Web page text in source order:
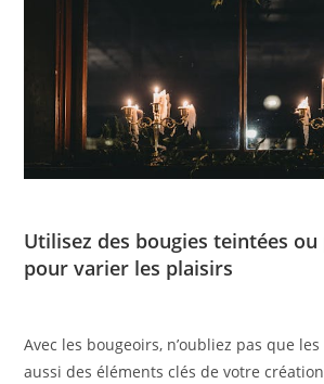
Utilisez des bougies teintées
pour varier les plaisirs
Avec les bougeoirs, n’oubliez pas que
aussi des éléments clés de votre création